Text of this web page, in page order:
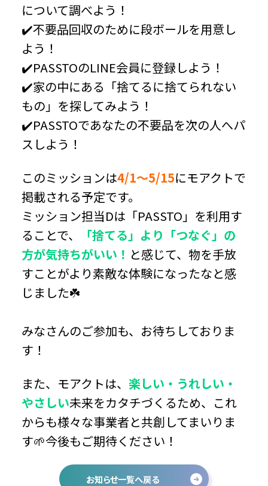
について調べよう！
✔️不要品回収のために段ボールを用意し
よう！
✔️PASSTOのLINE会員に登録しよう！
✔️家の中にある「捨てるに捨てられない
もの」を探してみよう！
✔️PASSTOであなたの不要品を次の人へパ
スしよう！
このミッションは4/1～5/15にモアクトで
掲載される予定です。
ミッション担当Dは「PASSTO」を利用す
ることで、
「捨てる」より「つなぐ」の
方が気持ちがいい！ と感じて、物を手放
すことがより素敵な体験になったなと感
じました☘️
みなさんのご参加も、お待ちしておりま
す！
また、モアクトは、 楽しい・うれしい・
やさしい未来をカタチづくるため、これ
からも様々な事業者と共創してまいりま
す🌱今後もご期待ください！
お知らせ一覧へ戻る